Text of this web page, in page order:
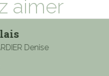
aimer
Denise